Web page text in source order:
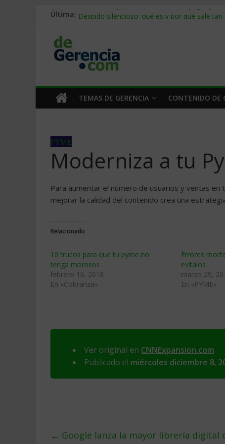
Última: Stablecoins para empresas: cómo pagar y
Trabajo forzoso en la cadena de suministro:
Mercado hispano de EE. UU.: cómo
TEMAS DE GERENCIA CONTENIDO DE
PYME
Moderniza a tu
Para aumentar el número de usuarios y ventas
mejorar la calidad del contenido crea una
Relacionado
10 trucos para que tu pyme no
tenga morosos
febrero 16, 2018
En «Cobranza»
Errores
evítalos
marzo 29,
En «PYME»
Ver original en CNNExpansion.com
Publicado el miércoles diciembre 8,
← Google lanza la mayor librería digital